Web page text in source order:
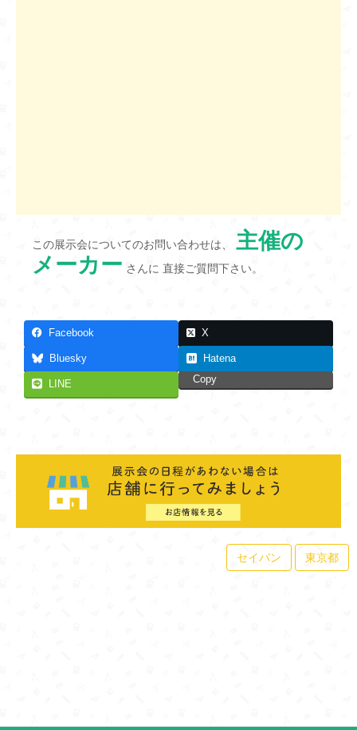
この展示会についてのお問い合わせは、 主催の
メーカー さんに 直接ご質問下さい。
Facebook X
Bluesky Hatena
LINE Copy
セイバン 東京都